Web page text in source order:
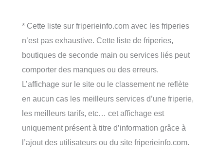
* Cette liste sur friperieinfo.com avec les friperies
n’est pas exhaustive. Cette liste de friperies,
boutiques de seconde main ou services liés peut
comporter des manques ou des erreurs.
L’affichage sur le site ou le classement ne reflète
en aucun cas les meilleurs services d’une friperie,
les meilleurs tarifs, etc… cet affichage est
uniquement présent à titre d’information grâce à
l’ajout des utilisateurs ou du site friperieinfo.com.